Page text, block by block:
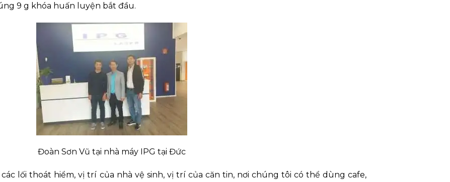
9 g khóa huấn luyện bắt đầu.
Đoàn Sơn Vũ tại nhà máy IPG tại Đức
lối thoát hiểm, vị trí của nhà vệ sinh, vị trí của căn tin, nơi chúng tôi có thể dùng cafe,